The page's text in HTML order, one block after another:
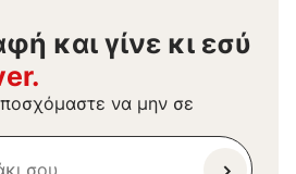
και γίνε κι εσύ
να μην σε